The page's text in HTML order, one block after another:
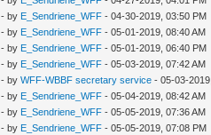
- by E_Sendriene_WFF - 04-30-2019, 03:50 PM
- by E_Sendriene_WFF - 05-01-2019, 08:40 AM
- by E_Sendriene_WFF - 05-01-2019, 06:40 PM
- by E_Sendriene_WFF - 05-03-2019, 07:42 AM
- byWFF-WBBF secretary service - 05-03-
- by E_Sendriene_WFF - 05-04-2019, 08:42 AM
- by E_Sendriene_WFF - 05-05-2019, 07:36 AM
- by E_Sendriene_WFF - 05-05-2019, 07:08 PM